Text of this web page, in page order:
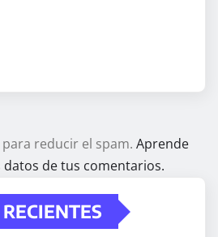
reducir el spam. Aprende
de tus comentarios.